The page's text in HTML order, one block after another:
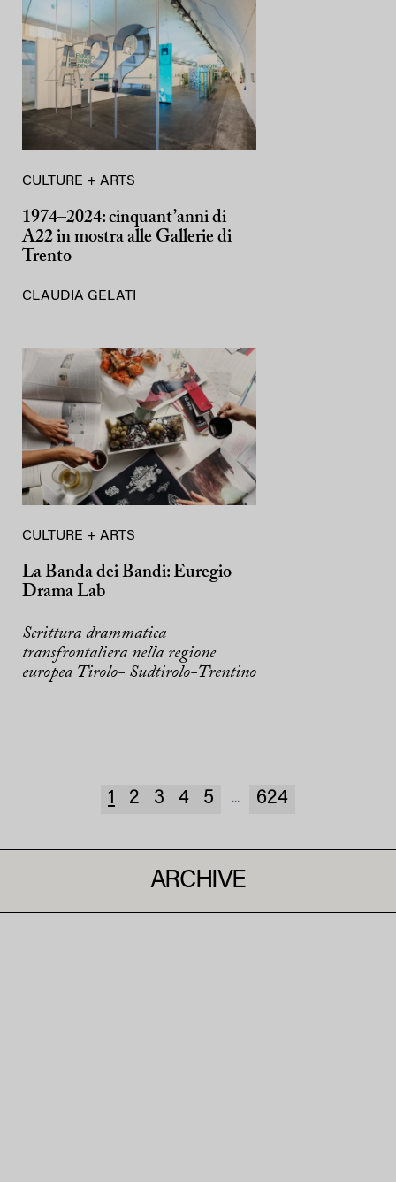
CULTURE + ARTS
1974–2024: cinquant’anni di
A22 in mostra alle Gallerie di
Trento
CLAUDIA GELATI
CULTURE + ARTS
La Banda dei Bandi: Euregio
Drama Lab
Scrittura drammatica
transfrontaliera nella regione
europea Tirolo- Sudtirolo-Trentino
1 2 3 4 5 ... 624
ARCHIVE